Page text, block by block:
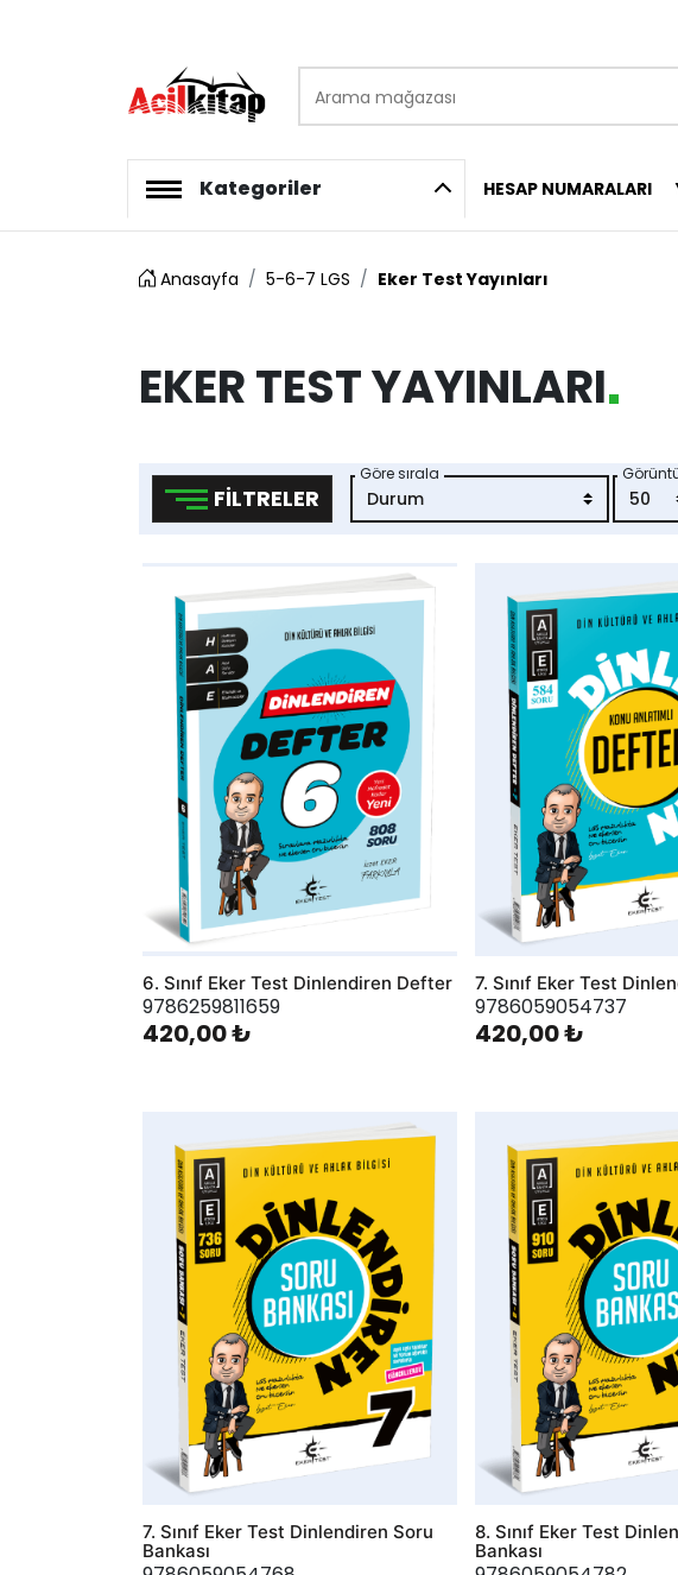
logo
Kategoriler HESAP NUMARALARI
Anasayfa 5-6-7 LGS Eker Test Yayınları
EKER TEST YAYINLARI
FILTRELER
Göre sırala
AddToWishlist
6. Sınıf Eker Test Dinlendiren Defter
9786259811659
420,00 ₺
AddToWishlist
7. Sınıf Eker Test
9786059054737
420,00 ₺
AddToWishlist
7. Sınıf Eker Test Dinlendiren Soru
Bankası
AddToWishlist
8. Sınıf Eker Test
Bankası